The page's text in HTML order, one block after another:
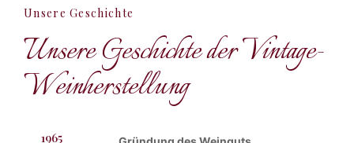
Unsere Geschichte
Unsere Geschichte der Vintage-
Weinherstellung
1965